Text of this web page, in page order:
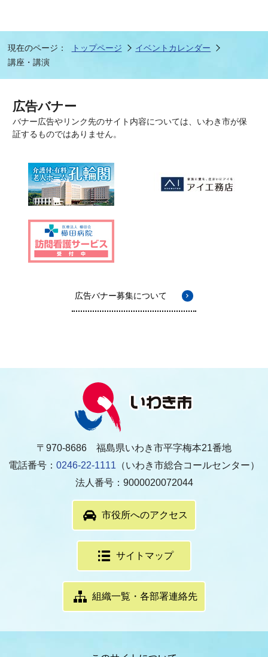
現在のページ： トップページ
イベントカレンダー
講座・講演
広告バナー
バナー広告やリンク先のサイト内容については、いわき市が保
証するものではありません。
広告バナー募集について
〒970-8686 福島県いわき市平字梅本21番地
電話番号： 0246-22-1111 （いわき市総合コールセンター）
法人番号：9000020072044
市役所へのアクセス
サイトマップ
組織一覧・各部署連絡先